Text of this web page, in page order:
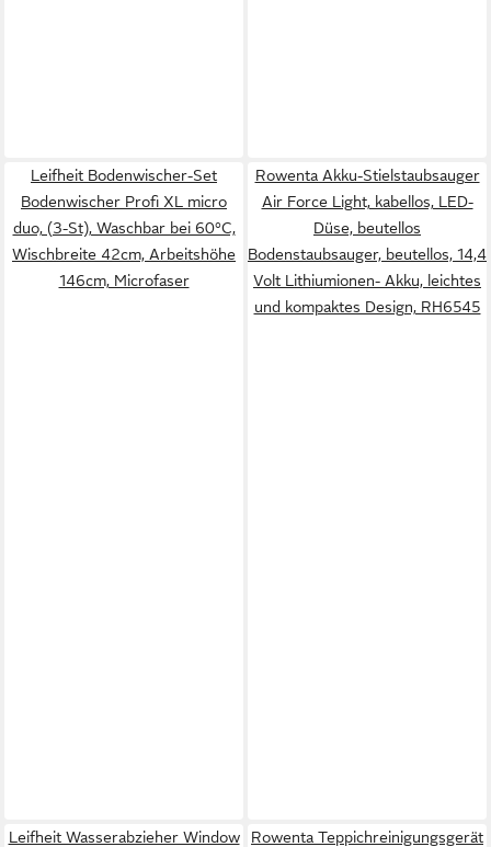
Leifheit Bodenwischer-Set
Bodenwischer Profi XL micro
duo, (3-St), Waschbar bei 60°C,
Wischbreite 42cm, Arbeitshöhe
146cm, Microfaser
Rowenta Akku-Stielstaubsauger
Air Force Light, kabellos, LED-
Düse, beutellos
Bodenstaubsauger, beutellos, 14,4
Volt Lithiumionen- Akku, leichtes
und kompaktes Design, RH6545
Leifheit Wasserabzieher Window
Rowenta Teppichreinigungsgerät